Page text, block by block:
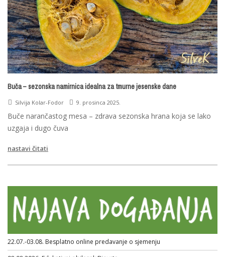
Buča – sezonska namirnica idealna za tmurne jesenske dane
Silvija Kolar-Fodor 9. prosinca 2025.
Buče narančastog mesa – zdrava sezonska hrana koja se lako
uzgaja i dugo čuva
nastavi čitati
22.07.-03.08. Besplatno online predavanje o sjemenju